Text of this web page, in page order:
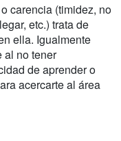
carencia (timidez, no
etc.) trata de
ella. Igualmente
al no tener
de aprender o
acercarte al área